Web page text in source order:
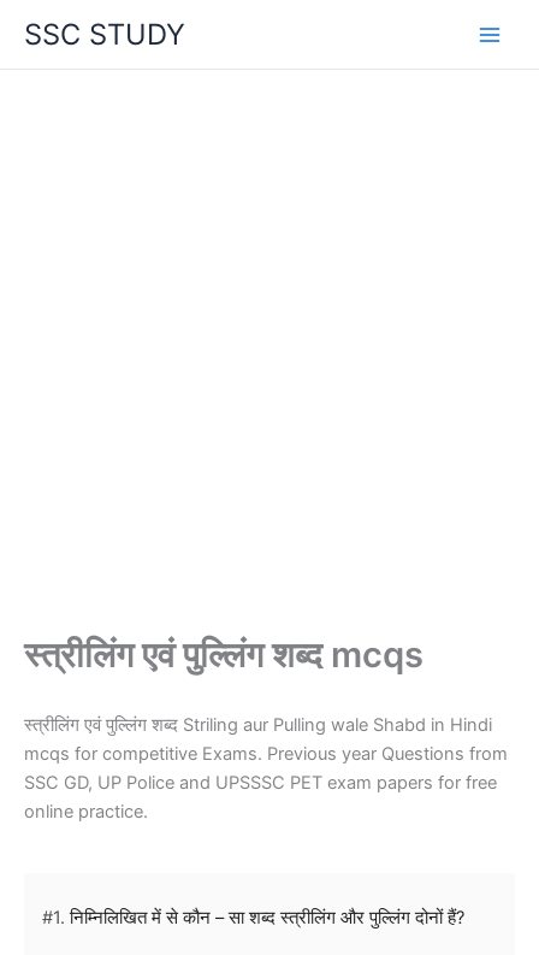
content
SSC STUDY
स्त्रीलिंग एवं पुल्लिंग शब्द mcqs
स्त्रीलिंग एवं पुल्लिंग शब्द Striling aur Pulling wale Shabd in Hindi
mcqs for competitive Exams. Previous year Questions from
SSC GD, UP Police and UPSSSC PET exam papers for free
online practice.
#1. निम्निलिखित में से कौन – सा शब्द स्त्रीलिंग और पुल्लिंग दोनों हैं?